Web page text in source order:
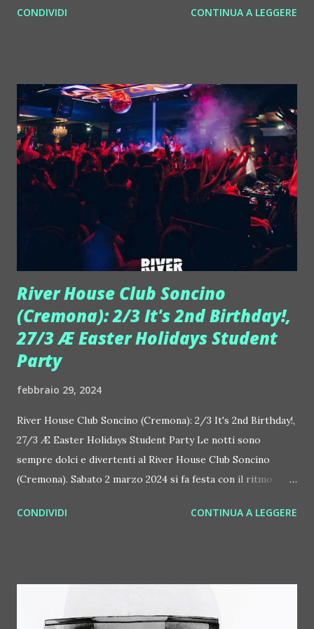
Intrallazzi e Luca Provera, The Cube Guys, quando sono sul
è un progetto discografico nato nel 2005, dalla
collaborazione di due dj produttori: Roberto Intrallazzi e
Luca Provera. Due artisti molto diversi tra loro, per
background e per formazione, accomunati dallo stesso
amore per la musica e dallo stesso desiderio di creare
qualcosa di nuovo, decidono di mettere in comune le
proprie esperienze e conoscenze per dedicarsi ad un
progetto discografico internazionale. La carriera musicale
di Roberto Intrallazzi inz...
CONDIVIDI CONTINUA A LEGGERE
River House Club Soncino
(Cremona): 2/3 It's 2nd Birthday!,
27/3 Æ Easter Holidays Student
Party
febbraio 29, 2024
River House Club Soncino (Cremona): 2/3 It's 2nd Birthday!,
27/3 Æ Easter Holidays Student Party Le notti sono
sempre dolci e divertenti al River House Club Soncino
(Cremona). Sabato 2 marzo 2024 si fa festa con il ritmo
locale, oggi gestito dallo stesso gruppo che ha portato al
pubblico giovane il 27 marzo '24. E' una festa pensate per
CONDIVIDI CONTINUA A LEGGERE